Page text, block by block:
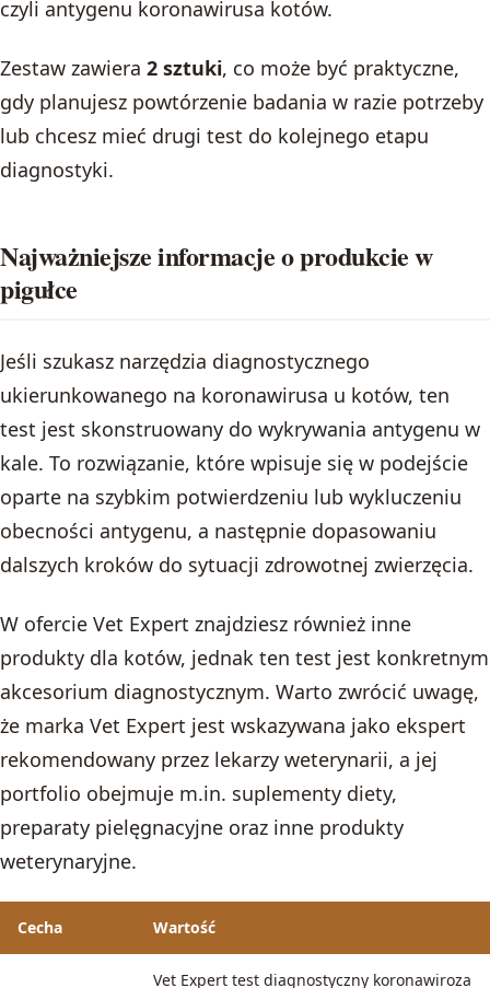
czyli antygenu koronawirusa kotów.
Zestaw zawiera 2 sztuki, co może być praktyczne,
gdy planujesz powtórzenie badania w razie potrzeby
lub chcesz mieć drugi test do kolejnego etapu
diagnostyki.
Najważniejsze informacje o produkcie w
pigułce
Jeśli szukasz narzędzia diagnostycznego
ukierunkowanego na koronawirusa u kotów, ten
test jest skonstruowany do wykrywania antygenu w
kale. To rozwiązanie, które wpisuje się w podejście
oparte na szybkim potwierdzeniu lub wykluczeniu
obecności antygenu, a następnie dopasowaniu
dalszych kroków do sytuacji zdrowotnej zwierzęcia.
W ofercie Vet Expert znajdziesz również inne
produkty dla kotów, jednak ten test jest konkretnym
akcesorium diagnostycznym. Warto zwrócić uwagę,
że marka Vet Expert jest wskazywana jako ekspert
rekomendowany przez lekarzy weterynarii, a jej
portfolio obejmuje m.in. suplementy diety,
preparaty pielęgnacyjne oraz inne produkty
weterynaryjne.
Cecha Wartość
Vet Expert test diagnostyczny koronawiroza